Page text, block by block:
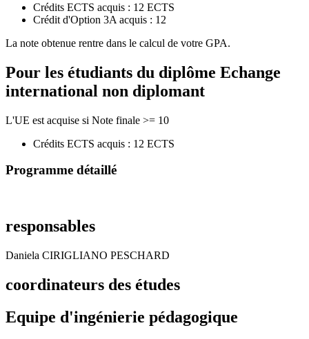
Crédits ECTS acquis : 12 ECTS
Crédit d'Option 3A acquis : 12
La note obtenue rentre dans le calcul de votre GPA.
Pour les étudiants du diplôme Echange
international non diplomant
L'UE est acquise si Note finale >= 10
Crédits ECTS acquis : 12 ECTS
Programme détaillé
responsables
Daniela CIRIGLIANO PESCHARD
coordinateurs des études
Equipe d'ingénierie pédagogique